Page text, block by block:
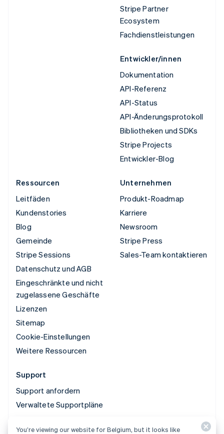
Stripe Partner
Ecosystem
Fachdienstleistungen
Entwickler/innen
Dokumentation
API-Referenz
API-Status
API-Änderungsprotokoll
Bibliotheken und SDKs
Stripe Projects
Entwickler-Blog
Ressourcen
Leitfäden
Kundenstories
Blog
Gemeinde
Stripe Sessions
Datenschutz und AGB
Eingeschränkte und nicht
zugelassene Geschäfte
Lizenzen
Sitemap
Cookie-Einstellungen
Weitere Ressourcen
Unternehmen
Produkt-Roadmap
Karriere
Newsroom
Stripe Press
Sales-Team kontaktieren
Support
Support anfordern
Verwaltete Supportpläne
© 2026 Stripe, LLC
You’re viewing our website for Belgium, but it looks like